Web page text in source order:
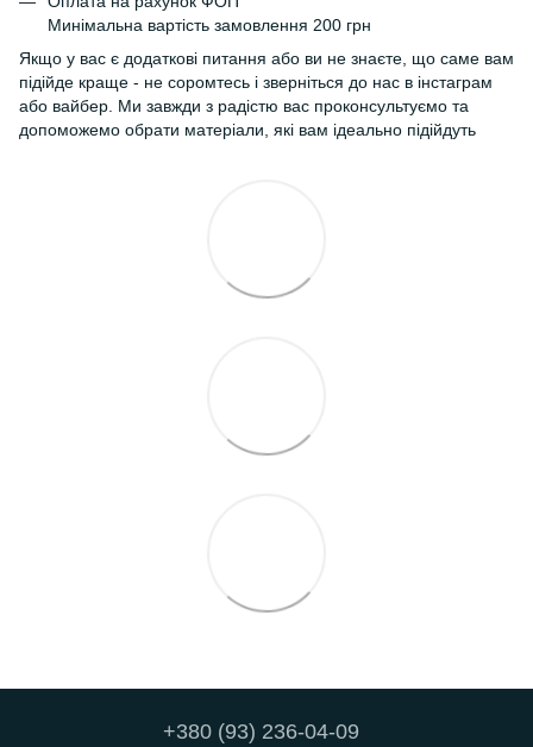
Минімальна вартість замовлення 200 грн
Якщо у вас є додаткові питання або ви не знаєте, що саме вам
підійде краще - не соромтесь і зверніться до нас в інстаграм
або вайбер. Ми завжди з радістю вас проконсультуємо та
допоможемо обрати матеріали, які вам ідеально підійдуть
+380 (93) 236-04-09